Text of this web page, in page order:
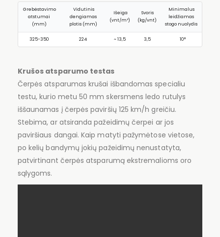
Grebėstavimo
atstumai
(mm)
Vidutinis
dengiamas
plotis (mm)
Išeiga
(vnt/m²)
Svoris
(kg/vnt)
Minimalus
leidžiamas
stogo nuolydis
325-350 224 ~ 13,5 3,5 10°
Krušos atsparumo testas
Čerpės atsparumas krušai išbandomas specialiu
testu, kurio metu 50 mm skersmens ledo rutulys
iššaunamas į čerpės paviršių 125 km/h greičiu.
Stebima, ar atsiranda pažeidimų čerpei ar jos
paviršiaus dangai. Kaip matyti pažymėtose vietose,
po kelių bandymų jokių pažeidimų nenustatyta,
patvirtinant čerpės atsparumą ekstremalioms oro
sąlygoms.